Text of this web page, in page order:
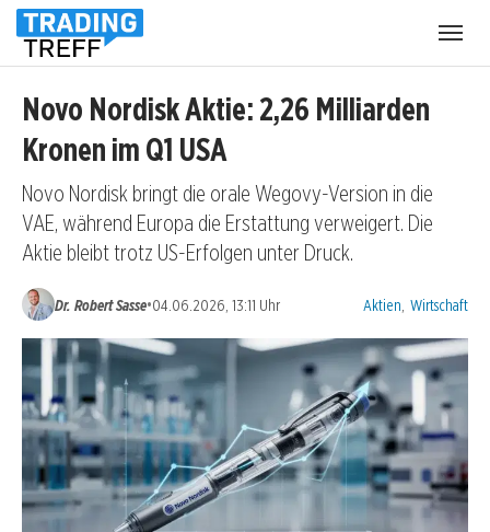
Novo Nordisk Aktie: 2,26 Milliarden
Kronen im Q1 USA
Novo Nordisk bringt die orale Wegovy-Version in die
VAE, während Europa die Erstattung verweigert. Die
Aktie bleibt trotz US-Erfolgen unter Druck.
Dr. Robert Sasse•04.06.2026, 13:11 Uhr Kategorien:
Aktien Wirtschaft